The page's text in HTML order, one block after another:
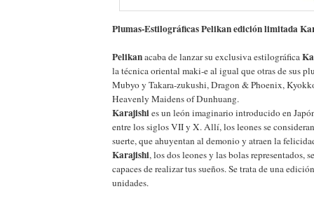
Plumas-Estilográficas Pelikan edición limitada
Pelikanacaba de lanzar su exclusiva estilográfica
la técnica oriental maki-e al igual que otras de sus
Mubyo y Takara-zukushi, Dragon & Phoenix,
Heavenly Maidens of Dunhuang.
Karajishies un león imaginario introducido en
entre los siglos VII y X. Allí, los leones se
suerte, que ahuyentan al demonio y atraen la
Karajishi, los dos leones y las bolas representados,
capaces de realizar tus sueños. Se trata de una
unidades.